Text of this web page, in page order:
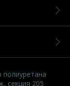
полиуретана
секция 205